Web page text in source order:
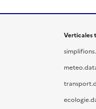
Verticales